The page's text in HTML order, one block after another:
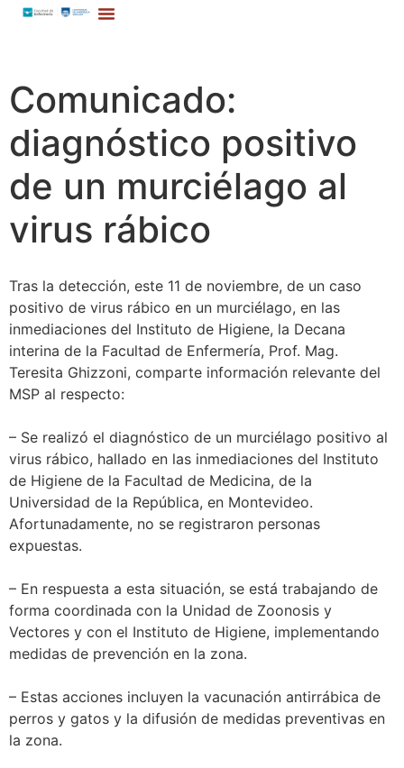
Comunicado:
diagnóstico positivo
de un murciélago al
virus rábico
Tras la detección, este 11 de noviembre, de un caso
positivo de virus rábico en un murciélago, en las
inmediaciones del Instituto de Higiene, la Decana
interina de la Facultad de Enfermería, Prof. Mag.
Teresita Ghizzoni, comparte información relevante del
MSP al respecto:
– Se realizó el diagnóstico de un murciélago positivo al
virus rábico, hallado en las inmediaciones del Instituto
de Higiene de la Facultad de Medicina, de la
Universidad de la República, en Montevideo.
Afortunadamente, no se registraron personas
expuestas.
– En respuesta a esta situación, se está trabajando de
forma coordinada con la Unidad de Zoonosis y
Vectores y con el Instituto de Higiene, implementando
medidas de prevención en la zona.
– Estas acciones incluyen la vacunación antirrábica de
perros y gatos y la difusión de medidas preventivas en
la zona.